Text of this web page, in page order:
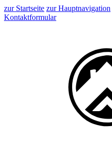
zur Startseite zur Hauptnavigation
Kontaktformular